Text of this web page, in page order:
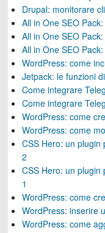
Drupal: monitorare
All in One SEO
All in One SEO
All in One SEO
WordPress: come
Jetpack: le funzioni
Come integrare
Come integrare
WordPress: come
WordPress: come
CSS Hero: un plugin
2
CSS Hero: un plugin
1
WordPress: come
WordPress: inserire
WordPress: come